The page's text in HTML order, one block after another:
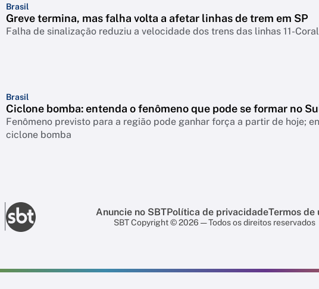
Brasil
Greve termina, mas falha volta a afetar linhas de trem em SP
Falha de sinalização reduziu a velocidade dos trens das linhas 11-
Brasil
Ciclone bomba: entenda o fenômeno que pode se formar no
Fenômeno previsto para a região pode ganhar força a partir de hoje;
ciclone bomba
Anuncie no SBTPolítica de privacidadeTermos de
SBT Copyright © 2026 — Todos os direitos reservados